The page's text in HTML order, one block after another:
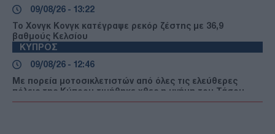
09/08/26 - 13:22
Το Χονγκ Κονγκ κατέγραψε ρεκόρ ζέστης με 36,9
βαθμούς Κελσίου
ΚΥΠΡΟΣ
09/08/26 - 12:46
Με πορεία μοτοσικλετιστών από όλες τις ελεύθερες
πόλεις της Κύπρου τιμήθηκε χθες η μνήμη του Τάσου
Ισαάκ και του Σολωμού Σολωμού